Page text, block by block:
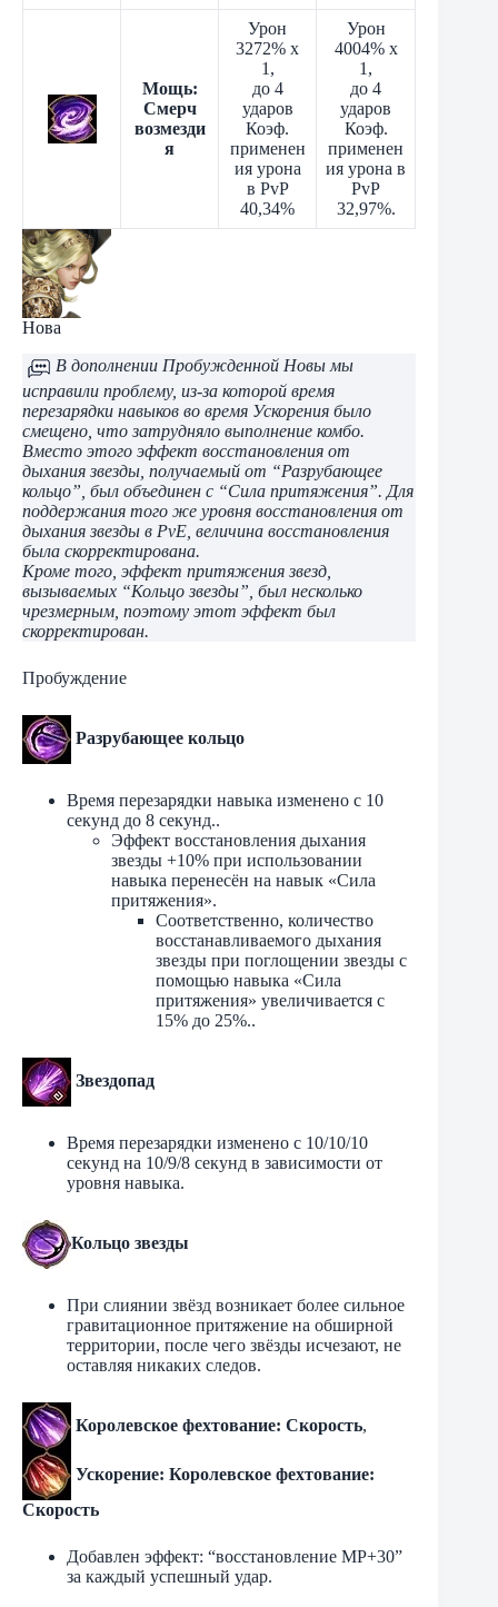
Мощь:
Смерч
возмезди
я
Урон
3272% x
1,
до 4
ударов
Коэф.
применен
ия урона
в PvP
40,34%
Урон
4004% x
1,
до 4
ударов
Коэф.
применен
ия урона в
PvP
32,97%.
Нова
В дополнении Пробужденной Новы мы
исправили проблему, из-за которой время
перезарядки навыков во время Ускорения было
смещено, что затрудняло выполнение комбо.
Вместо этого эффект восстановления от
дыхания звезды, получаемый от “Разрубающее
кольцо”, был объединен с “Сила притяжения”. Для
поддержания того же уровня восстановления от
дыхания звезды в PvE, величина восстановления
была скорректирована.
Кроме того, эффект притяжения звезд,
вызываемых “Кольцо звезды”, был несколько
чрезмерным, поэтому этот эффект был
скорректирован.
Пробуждение
Разрубающее кольцо
Время перезарядки навыка изменено с 10
секунд до 8 секунд..
Эффект восстановления дыхания
звезды +10% при использовании
навыка перенесён на навык «Сила
притяжения».
Соответственно, количество
восстанавливаемого дыхания
звезды при поглощении звезды с
помощью навыка «Сила
притяжения» увеличивается с
15% до 25%..
Звездопад
Время перезарядки изменено с 10/10/10
секунд на 10/9/8 секунд в зависимости от
уровня навыка.
Кольцо звезды
При слиянии звёзд возникает более сильное
гравитационное притяжение на обширной
территории, после чего звёзды исчезают, не
оставляя никаких следов.
Королевское фехтование: Скорость,
Ускорение: Королевское фехтование:
Скорость
Добавлен эффект: “восстановление MP+30”
за каждый успешный удар.